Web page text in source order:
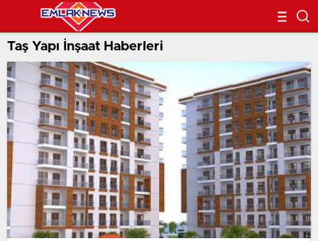
Taş Yapı İnşaat Haberleri